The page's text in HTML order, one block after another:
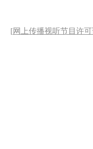
[网上传播视听节目许可